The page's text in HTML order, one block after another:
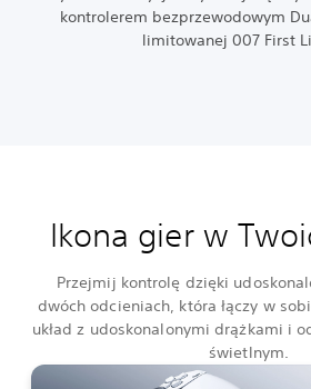
kontrolerem bezprzewodowym
limitowanej 007 First
Ikona gier w
Przejmij kontrolę dzięki
dwóch odcieniach, która łączy w
układ z udoskonalonymi drążkami i
świetlnym.